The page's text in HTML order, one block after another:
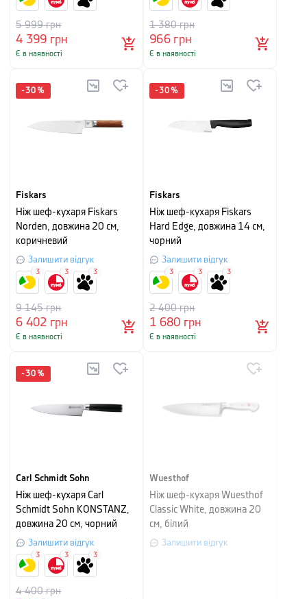
4 399 грн
5 999грн
Є в наявності
966грн
1 380грн
Є в наявності
-30 %
Fiskars
Ніж шеф-кухаря Fiskars
Norden, довжина 20 см,
коричневий
Залишити відгук
6 402 грн
9 145грн
Є в наявності
3 3 3
-30 %
Fiskars
Ніж шеф-кухаря Fiskars
Hard Edge, довжина 14 см,
чорний
Залишити відгук
1 680 грн
2 400грн
Є в наявності
3 3 3
-30 %
Carl Schmidt Sohn
Ніж шеф-кухаря Carl
Schmidt Sohn KONSTANZ,
довжина 20 см, чорний
Залишити відгук
4 400грн
3 3 3
Wuesthof
Ніж шеф-кухаря Wuesthof
Classic White, довжина 20
см, білий
Залишити відгук